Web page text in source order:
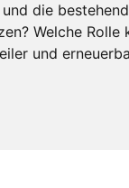
und die
Welche Rolle
und